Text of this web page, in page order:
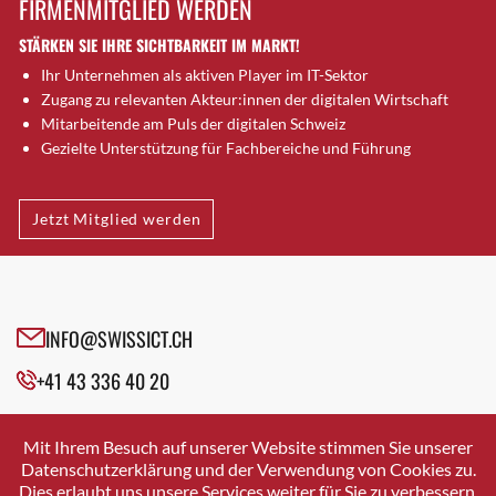
Brütten
Bubendorf
Bubikon
Buchs (SG)
Burgdorf
Bülach
Cazis
Cham
Davos Platz
Davos Platz 1
Dietikon
Dietlikon
FIRMENMITGLIED WERDEN
STÄRKEN SIE IHRE SICHTBARKEIT IM MARKT!
Ihr Unternehmen als aktiven Player im IT-Sektor
Zugang zu relevanten Akteur:innen der digitalen Wirtschaft
Mitarbeitende am Puls der digitalen Schweiz
Gezielte Unterstützung für Fachbereiche und Führung
Jetzt Mitglied werden
INFO@SWISSICT.CH
+41 43 336 40 20
SWISSICT
VULKANSTRASSE 120
8048 ZURICH
Mit Ihrem Besuch auf unserer Website stimmen Sie unserer
Datenschutzerklärung und der Verwendung von Cookies zu.
Dies erlaubt uns unsere Services weiter für Sie zu verbessern.